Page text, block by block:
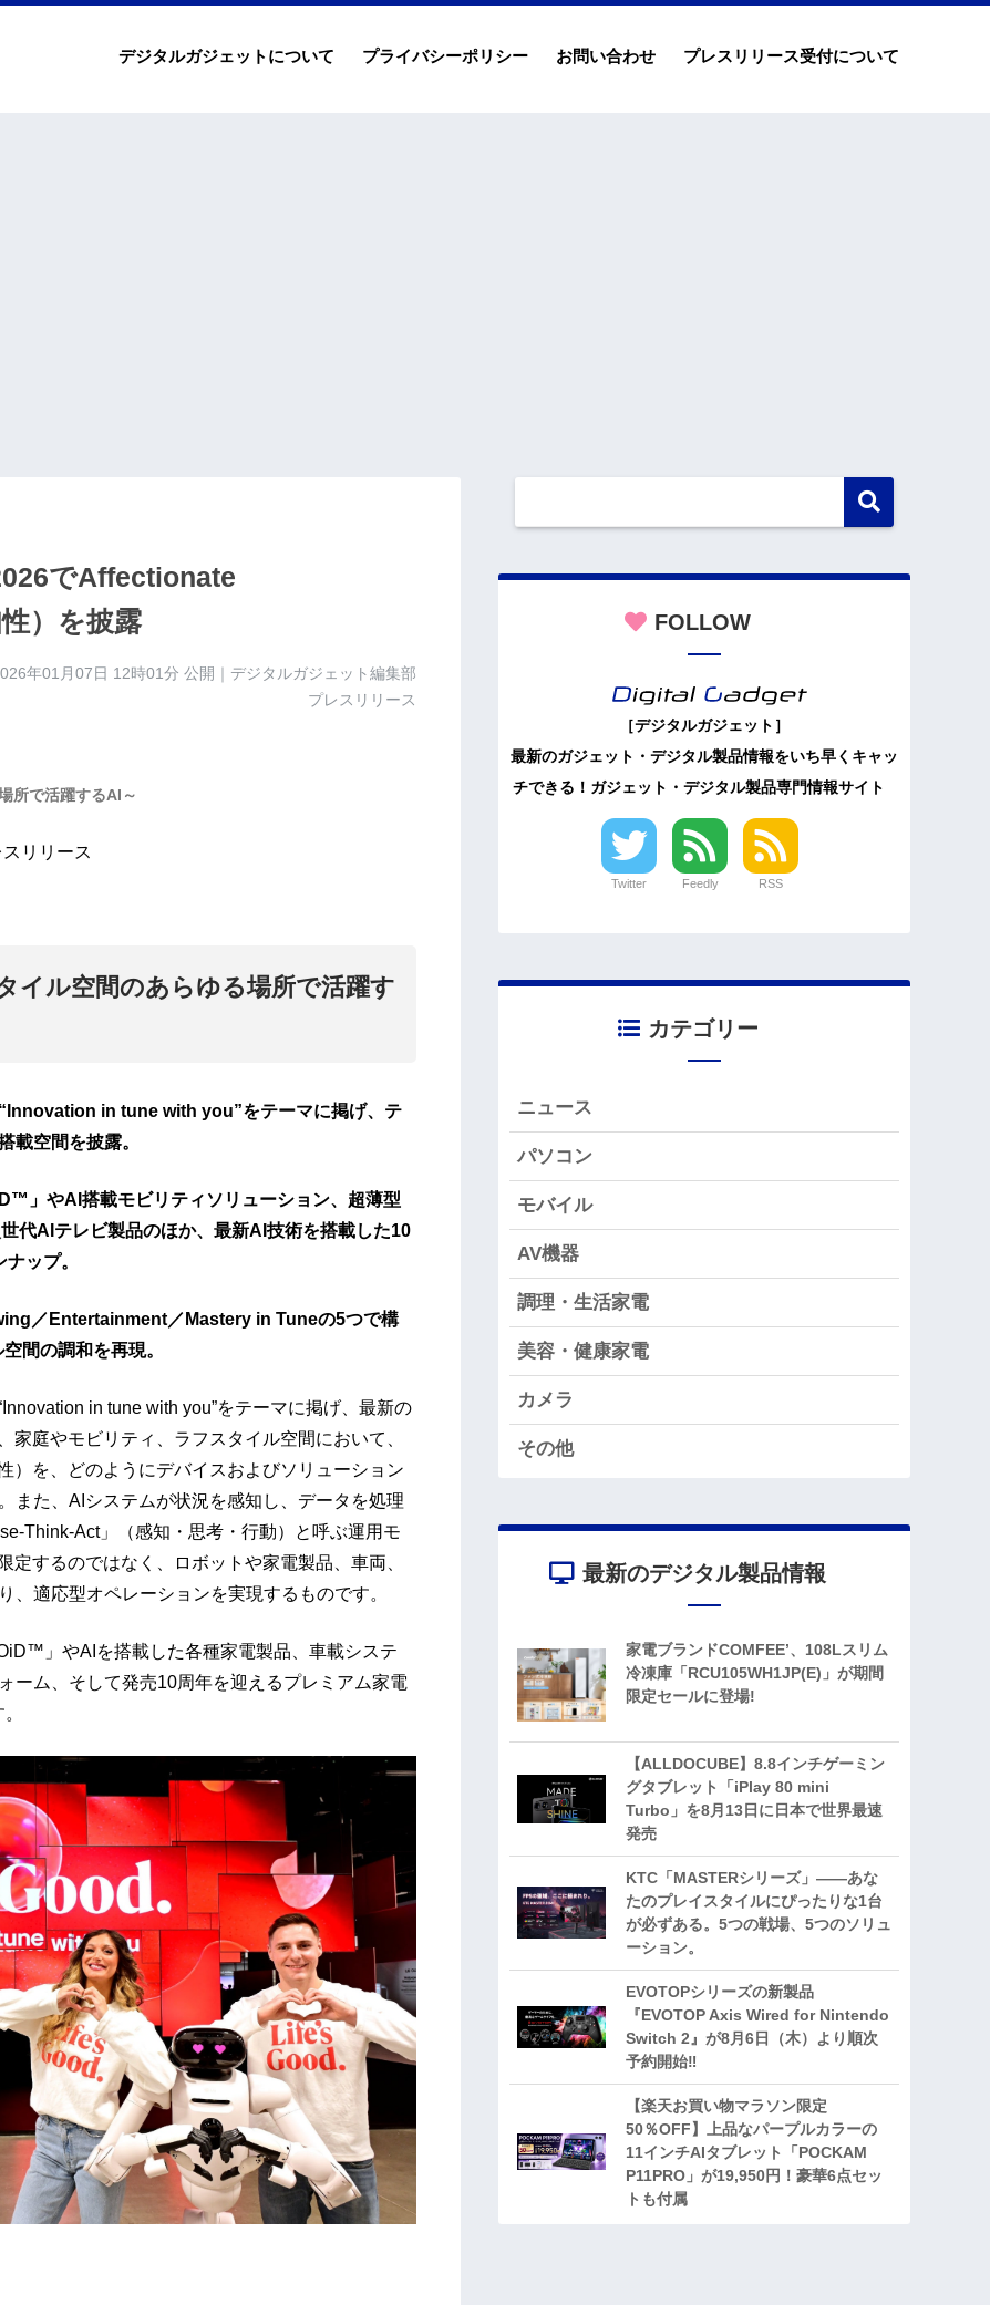
デジタルガジェットについて プライバシーポリシー お問い合わせ プレスリリース受付について
でAffectionate
）を披露
年01月07日 12時01分 公開｜デジタルガジェット編集部
プレスリリース
所で活躍するAI～
リリース
イル空間のあらゆる場所で活躍す
in tune with you”をテーマに掲げ、テ
載空間を披露。
」やAI搭載モビリティソリューション、超薄型
代AIテレビ製品のほか、最新AI技術を搭載した10
ップ。
／Entertainment／Mastery in Tuneの5つで構
間の調和を再現。
in tune with you”をテーマに掲げ、最新の
庭やモビリティ、ラフスタイル空間において、
）を、どのようにデバイスおよびソリューション
また、AIシステムが状況を感知し、データを処理
Think-Act」（感知・思考・行動）と呼ぶ運用モ
するのではなく、ロボットや家電製品、車両、
適応型オペレーションを実現するものです。
」やAIを搭載した各種家電製品、車載システ
ーム、そして発売10周年を迎えるプレミアム家電
FOLLOW
［デジタルガジェット］
最新のガジェット・デジタル製品情報をいち早くキャッ
チできる！ガジェット・デジタル製品専門情報サイト
Twitter Feedly RSS
カテゴリー
ニュース
パソコン
モバイル
AV機器
調理・生活家電
美容・健康家電
カメラ
その他
最新のデジタル製品情報
家電ブランドCOMFEE’、108Lスリム
冷凍庫「RCU105WH1JP(E)」が期間
限定セールに登場!
【ALLDOCUBE】8.8インチゲーミン
グタブレット「iPlay 80 mini
Turbo」を8月13日に日本で世界最速
発売
KTC「MASTERシリーズ」――あな
たのプレイスタイルにぴったりな1台
が必ずある。5つの戦場、5つのソリュ
ーション。
EVOTOPシリーズの新製品
『EVOTOP Axis Wired for Nintendo
Switch 2』が8月6日（木）より順次
予約開始‼
【楽天お買い物マラソン限定
50％OFF】上品なパープルカラーの
11インチAIタブレット「POCKAM
P11PRO」が19,950円！豪華6点セッ
トも付属